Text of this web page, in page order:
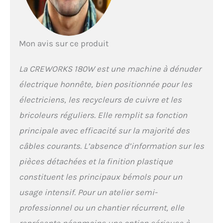
toutes les tailles les
RÉSISTANTE : Le
25,5 kg est fabriqué en
alliage d'aluminium
renforcé pour une
utilisation fiable à
long terme, tandis que
conservent bien leurs
arêtes et garantissent
chaque fois.
UTILISATION SIMPLE :
facilement la hauteur
de la lame en fonction
Mon avis sur ce produit
La CREWORKS 180W est une machine à dénuder
électrique honnête, bien positionnée pour les
électriciens, les recycleurs de cuivre et les
bricoleurs réguliers. Elle remplit sa fonction
principale avec efficacité sur la majorité des
câbles courants. L’absence d’information sur les
pièces détachées et la finition plastique
constituent les principaux bémols pour un
usage intensif. Pour un atelier semi-
professionnel ou un chantier récurrent, elle